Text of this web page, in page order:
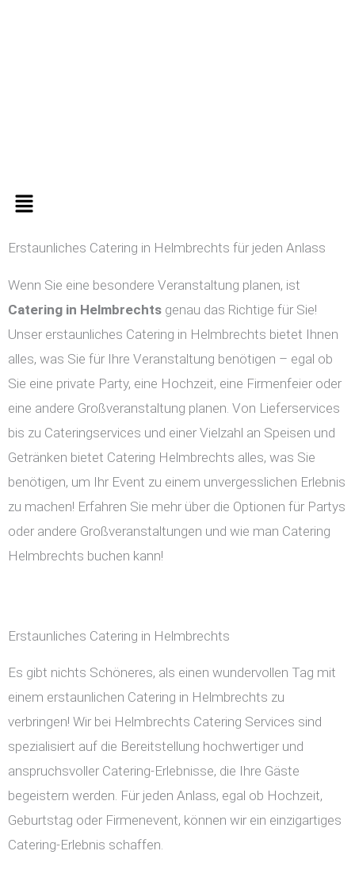
Menü
Erstaunliches Catering in Helmbrechts für jeden Anlass
Wenn Sie eine besondere Veranstaltung planen, ist
Catering in Helmbrechts genau das Richtige für Sie!
Unser erstaunliches Catering in Helmbrechts bietet Ihnen
alles, was Sie für Ihre Veranstaltung benötigen – egal ob
Sie eine private Party, eine Hochzeit, eine Firmenfeier oder
eine andere Großveranstaltung planen. Von Lieferservices
bis zu Cateringservices und einer Vielzahl an Speisen und
Getränken bietet Catering Helmbrechts alles, was Sie
benötigen, um Ihr Event zu einem unvergesslichen Erlebnis
zu machen! Erfahren Sie mehr über die Optionen für Partys
oder andere Großveranstaltungen und wie man Catering
Helmbrechts buchen kann!
Erstaunliches Catering in Helmbrechts
Es gibt nichts Schöneres, als einen wundervollen Tag mit
einem erstaunlichen Catering in Helmbrechts zu
verbringen! Wir bei Helmbrechts Catering Services sind
spezialisiert auf die Bereitstellung hochwertiger und
anspruchsvoller Catering-Erlebnisse, die Ihre Gäste
begeistern werden. Für jeden Anlass, egal ob Hochzeit,
Geburtstag oder Firmenevent, können wir ein einzigartiges
Catering-Erlebnis schaffen.